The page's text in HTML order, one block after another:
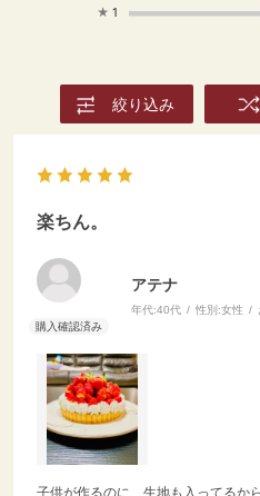
★ 1
絞り込み
楽ちん。
アテナ
年代:40代 性別:女性
子供が作るのに、生地も入ってるか